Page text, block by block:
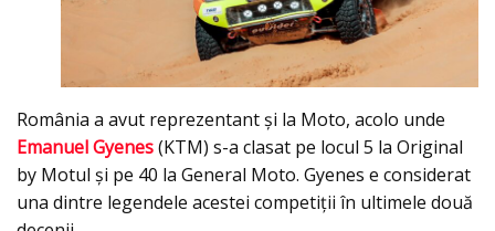
România a avut reprezentant și la Moto, acolo unde
Emanuel Gyenes(KTM) s-a clasat pe locul 5 la Original
by Motul și pe 40 la General Moto. Gyenes e considerat
una dintre legendele acestei competiții în ultimele două